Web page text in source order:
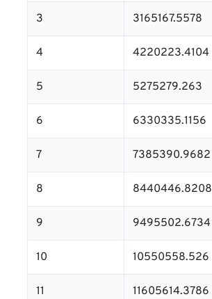
3 3165167.5578
4 4220223.4104
5 5275279.263
6 6330335.1156
7 7385390.9682
8 8440446.8208
9 9495502.6734
10 10550558.526
11 11605614.3786